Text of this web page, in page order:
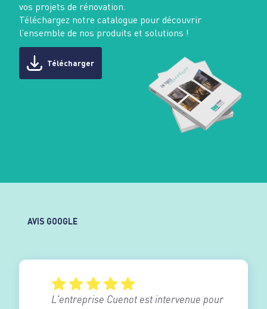
vos projets de rénovation.
Téléchargez notre catalogue pour découvrir
l’ensemble de nos produits et solutions !
Télécharger
AVIS GOOGLE
L'entreprise Cuenot est intervenue pour